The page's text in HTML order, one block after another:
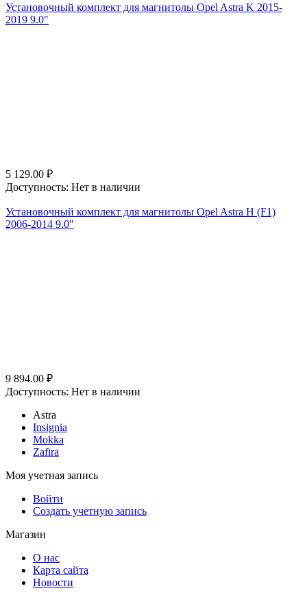
Установочный комплект для магнитолы Opel Astra K 2015-
2019 9.0"
5 129.00 ₽
Доступность: Нет в наличии
Установочный комплект для магнитолы Opel Astra H (F1)
2006-2014 9.0"
9 894.00 ₽
Доступность: Нет в наличии
Astra
Insignia
Mokka
Zafira
Моя учетная запись
Войти
Создать учетную запись
Магазин
О нас
Карта сайта
Новости